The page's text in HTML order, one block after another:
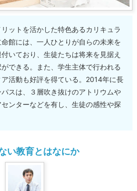
ットを活かした特色あるカリキュラ
館には、一人ひとりが自らの未来を
いており、生徒たちは将来を見据え
できる。また、学生主体で行われる
活動も好評を得ている。2014年に長
スは、３層吹き抜けのアトリウムや
ンターなどを有し、生徒の感性や探
い教育とはなにか